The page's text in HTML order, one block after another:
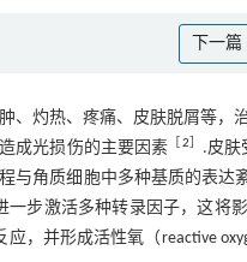
下一篇
灼热、疼痛、皮肤脱屑等，
成光损伤的主要因素 2
.皮肤
角质细胞中多种基质的表达紊
一步激活多种转录因子，这将
，并形成活性氧（reactive